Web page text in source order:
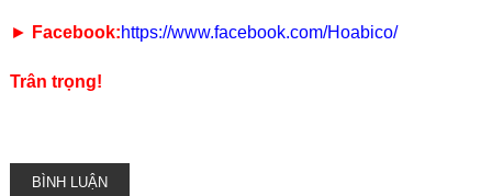
► Facebook:https://www.facebook.com/Hoabico/
Trân trọng!
BÌNH LUẬN